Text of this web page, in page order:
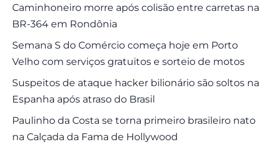
Caminhoneiro morre após colisão entre carretas na
BR-364 em Rondônia
Semana S do Comércio começa hoje em Porto
Velho com serviços gratuitos e sorteio de motos
Suspeitos de ataque hacker bilionário são soltos na
Espanha após atraso do Brasil
Paulinho da Costa se torna primeiro brasileiro nato
na Calçada da Fama de Hollywood